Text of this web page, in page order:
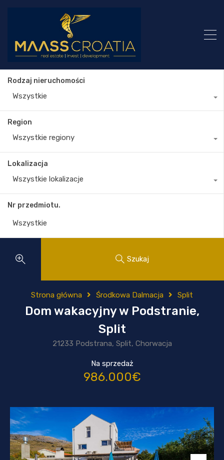
Rodzaj nieruchomości
Wszystkie
Region
Wszystkie regiony
Lokalizacja
Wszystkie lokalizacje
Nr przedmiotu.
Szukaj
Strona główna Środkowa Dalmacja Split
Dom wakacyjny w Podstranie,
Split
21233 Podstrana, Split, Chorwacja
Na sprzedaż
986.000€